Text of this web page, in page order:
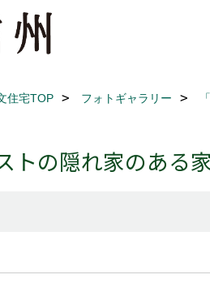
住宅TOP フォトギャラリー
トの隠れ家のある家